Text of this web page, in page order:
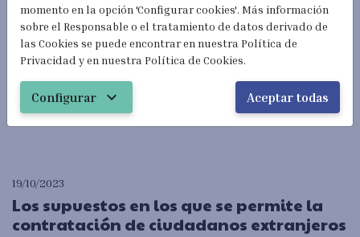
19/10/2023
Los supuestos en los que se permite la
contratación de ciudadanos extranjeros
momento en la opción 'Configurar cookies'. Más información
sobre el Responsable o el tratamiento de datos derivado de
las Cookies se puede encontrar en nuestra Política de
Privacidad y en nuestra Política de Cookies.
Configurar expand_more Aceptar todas